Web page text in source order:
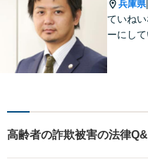
兵庫県|
ていね
ーにして
高齢者の詐欺被害の法律